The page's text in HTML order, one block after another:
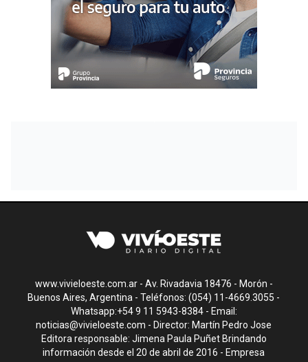
www.vivieloeste.com.ar - Av. Rivadavia 18476 - Morón -
Buenos Aires, Argentina - Teléfonos: (054) 11-4669.3055 -
Whatsapp:+54 9 11 5943-8384 - Email:
noticias@vivieloeste.com - Director: Martín Pedro Jose
Editora responsable: Jimena Paula Puñet Brindando
información desde el 20 de abril de 2016 - Empresa